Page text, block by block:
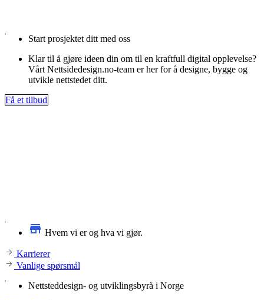
Start prosjektet ditt med oss
Klar til å gjøre ideen din om til en kraftfull digital opplevelse?
Vårt Nettsidedesign.no-team er her for å designe, bygge og
utvikle nettstedet ditt.
Få et tilbud
Hvem vi er og hva vi gjør.
Karrierer
Vanlige spørsmål
Nettsteddesign- og utviklingsbyrå i Norge